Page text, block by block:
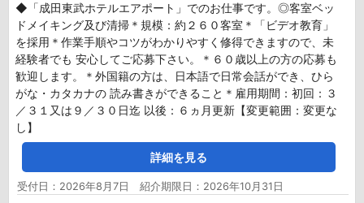
◆「成田東武ホテルエアポート」でのお仕事です。◎客室ベッ
ドメイキング及び清掃＊規模：約２６０客室＊「ビデオ教育」
を採用＊作業手順やコツがわかりやすく修得できますので、未
経験者でも 安心してご応募下さい。＊６０歳以上の方の応募も
歓迎します。＊外国籍の方は、日本語で日常会話ができ、ひら
がな・カタカナの 読み書きができること＊雇用期間：初回：３
／３１又は９／３０日迄 以後：６ヵ月更新【変更範囲：変更な
し】
詳細を見る
受付日：2026年8月7日 紹介期限日：2026年10月31日